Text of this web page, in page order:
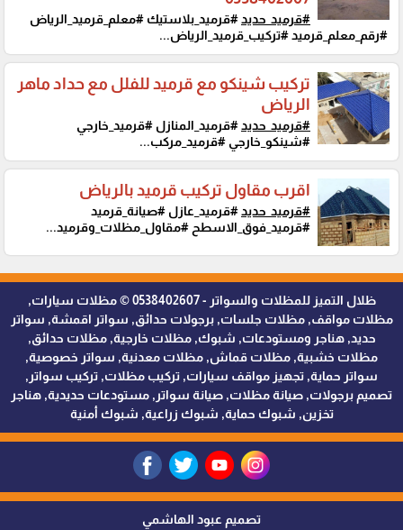
#قرميد_حديد#قرميد_بلاستيك #معلم_قرميد_الرياض
#رقم_معلم_قرميد #تركيب_قرميد_الرياض...
تركيب شينكو مع قرميد للفلل مع حداد ماهر
الرياض
#قرميد_حديد#قرميد_المنازل #قرميد_خارجي
#شينكو_خارجي #قرميد_مركب...
اقرب مقاول تركيب قرميد بالرياض
#قرميد_حديد#قرميد_عازل #صيانة_قرميد
#قرميد_فوق_الاسطح #مقاول_مظلات_وقرميد...
ظلال التميز للمظلات والسواتر - 0538402607 © مظلات سيارات,
مظلات مواقف, مظلات جلسات, برجولات حدائق, سواتر اقمشة, سواتر
حديد, هناجر ومستودعات, شبوك, مظلات خارجية, مظلات حدائق,
مظلات خشبية, مظلات قماش, مظلات معدنية, سواتر خصوصية,
سواتر حماية, تجهيز مواقف سيارات, تركيب مظلات, تركيب سواتر,
تصميم برجولات, صيانة مظلات, صيانة سواتر, مستودعات حديدية, هناجر
تخزين, شبوك حماية, شبوك زراعية, شبوك أمنية
تصميم عبود الهاشمي